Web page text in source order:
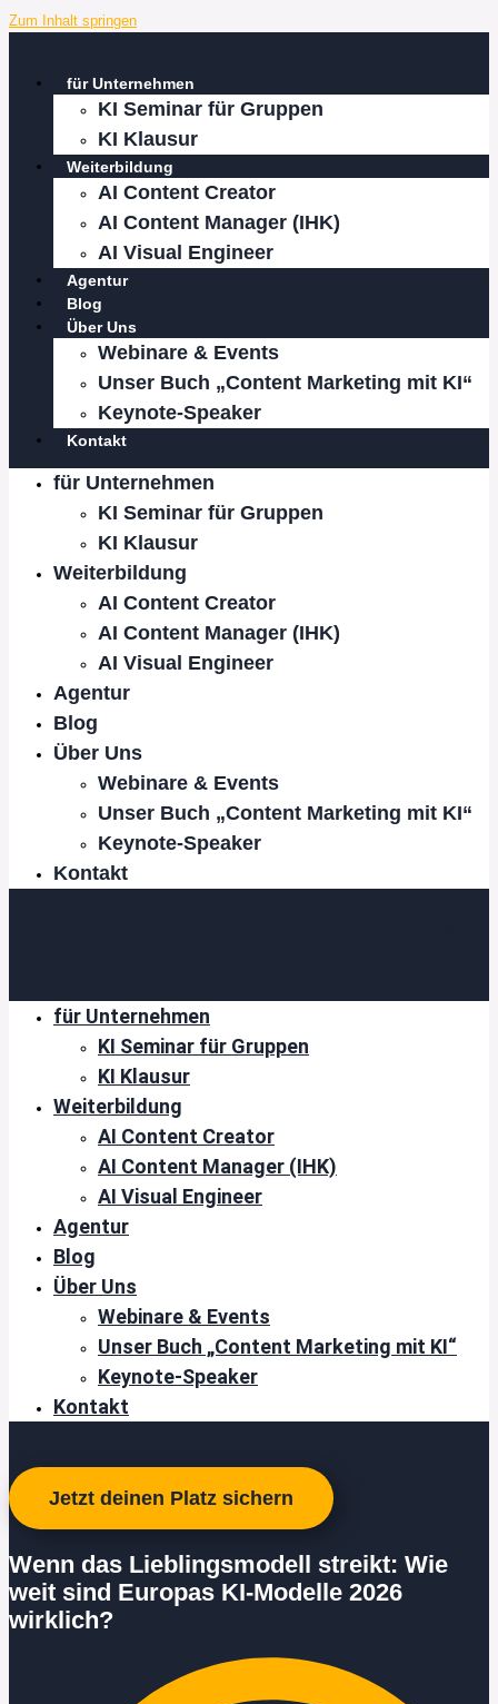
Zum Inhalt springen
für Unternehmen
KI Seminar für Gruppen
KI Klausur
Weiterbildung
AI Content Creator
AI Content Manager (IHK)
AI Visual Engineer
Agentur
Blog
Über Uns
Webinare & Events
Unser Buch „Content Marketing mit KI“
Keynote-Speaker
Kontakt
für Unternehmen
KI Seminar für Gruppen
KI Klausur
Weiterbildung
AI Content Creator
AI Content Manager (IHK)
AI Visual Engineer
Agentur
Blog
Über Uns
Webinare & Events
Unser Buch „Content Marketing mit KI“
Keynote-Speaker
Kontakt
für Unternehmen
KI Seminar für Gruppen
KI Klausur
Weiterbildung
AI Content Creator
AI Content Manager (IHK)
AI Visual Engineer
Agentur
Blog
Über Uns
Webinare & Events
Unser Buch „Content Marketing mit KI“
Keynote-Speaker
Kontakt
Jetzt deinen Platz sichern
Wenn das Lieblingsmodell streikt: Wie
weit sind Europas KI-Modelle 2026
wirklich?